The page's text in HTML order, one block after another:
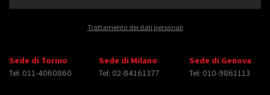
Trattamento dei dati personali
Sede di Torino
Tel: 011-4060860
Sede di Milano
Tel: 02-84161377
Sede di Genova
Tel: 010-9861113